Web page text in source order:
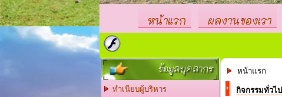
หน้าแรก ผลงานของเรา
ข้อมูลบุคลากร
ทำเนียบผู้บริหาร
หน้าแรก
กิจกรรมทั่วไป